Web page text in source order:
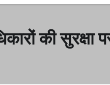
की सुरक्षा